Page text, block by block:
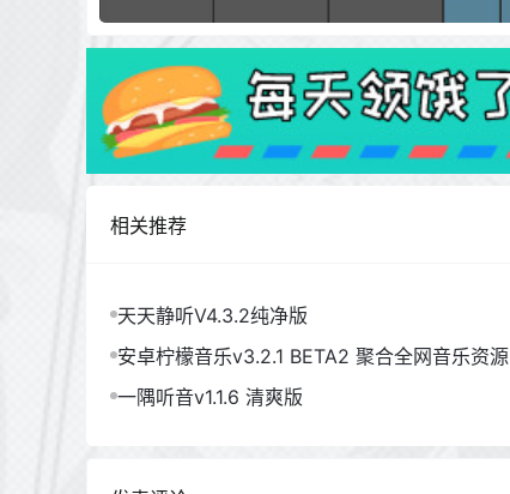
相关推荐
天天静听V4.3.2纯净版
安卓柠檬音乐v3.2.1 BETA2 聚合全网音乐资源
一隅听音v1.1.6 清爽版